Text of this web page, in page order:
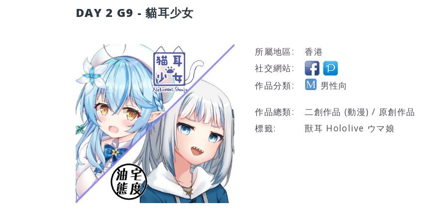
DAY 2 G9 - 貓耳少女
所屬地區:
香港
社交網站:
作品分類:
男性向
作品總類:
二創作品 (動漫) / 原創作品
標籤:
獸耳 Hololive ウマ娘